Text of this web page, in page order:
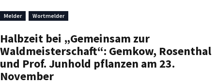
Melder Wortmelder
Halbzeit bei „Gemeinsam zur
Waldmeisterschaft“: Gemkow, Rosenthal
und Prof. Junhold pflanzen am 23.
November